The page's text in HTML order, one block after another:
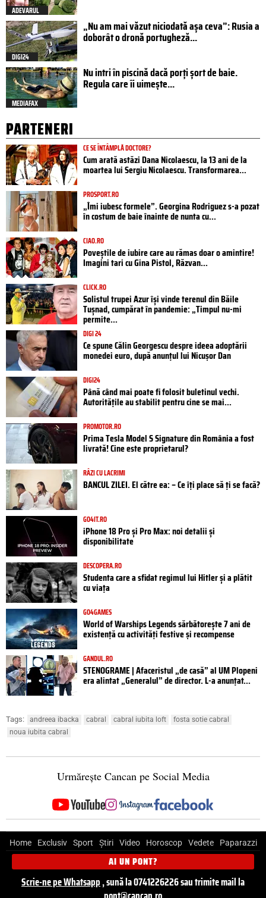
ADEVARUL
DIGI24
„Nu am mai văzut niciodată așa ceva”: Rusia a
doborât o dronă portugheză...
MEDIAFAX
Nu intri în piscină dacă porți șort de baie.
Regula care îi uimește...
PARTENERI
CE SE ÎNTÂMPLĂ DOCTORE?
Cum arată astăzi Dana Nicolaescu, la 13 ani de la
moartea lui Sergiu Nicolaescu. Transformarea...
PROSPORT.RO
„Îmi iubesc formele”. Georgina Rodriguez s-a pozat
în costum de baie înainte de nunta cu...
CIAO.RO
Poveştile de iubire care au rămas doar o amintire!
Imagini tari cu Gina Pistol, Răzvan...
CLICK.RO
Solistul trupei Azur își vinde terenul din Băile
Tușnad, cumpărat în pandemie: „Timpul nu-mi
permite...
DIGI 24
Ce spune Călin Georgescu despre ideea adoptării
monedei euro, după anunțul lui Nicușor Dan
DIGI24
Până când mai poate fi folosit buletinul vechi.
Autoritățile au stabilit pentru cine se mai...
PROMOTOR.RO
Prima Tesla Model S Signature din România a fost
livrată! Cine este proprietarul?
RÂZI CU LACRIMI
BANCUL ZILEI. El către ea: – Ce îți place să ți se facă?
GO4IT.RO
iPhone 18 Pro și Pro Max: noi detalii și
disponibilitate
DESCOPERA.RO
Studenta care a sfidat regimul lui Hitler și a plătit
cu viața
GO4GAMES
World of Warships Legends sărbătorește 7 ani de
existență cu activități festive și recompense
GANDUL.RO
STENOGRAME | Afaceristul „de casă” al UM Plopeni
era alintat „Generalul” de director. L-a anunțat...
Tags: andreea ibacka cabral cabral iubita loft
fosta sotie cabral
noua iubita cabral
Urmărește Cancan pe Social Media
Home Exclusiv Sport Știri Video Horoscop Vedete Paparazzi
AI UN PONT?
Scrie-ne pe Whatsapp, sună la 0741226226 sau trimite mail la